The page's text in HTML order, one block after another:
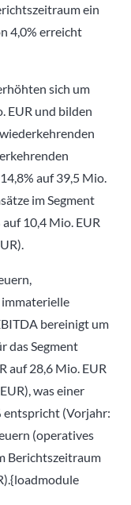
ein
4,0% erreicht
sich um
EUR und bilden
auf 39,5 Mio.
im Segment
10,4 Mio. EUR
immaterielle
bereinigt um
das Segment
auf 28,6 Mio. EUR
was einer
entspricht (Vorjahr:
(operatives
Berichtszeitraum